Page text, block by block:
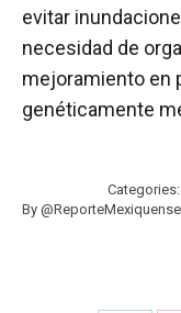
evitar
necesidad de
mejoramiento en
genéticamente
Categories:
By @ReporteMexiquense